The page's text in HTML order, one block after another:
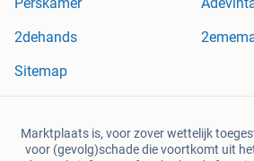
2dehands
Sitemap
Marktplaats is, voor zover wettelijk
voor (gevolg)schade die voortkomt uit